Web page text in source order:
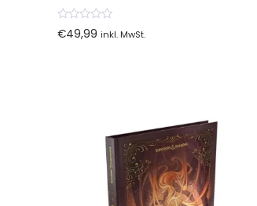
0
von
€49,99 inkl. MwSt.